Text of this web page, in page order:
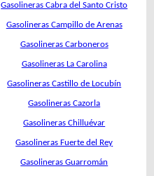
Gasolineras Cabra del Santo Cristo
Gasolineras Campillo de Arenas
Gasolineras Carboneros
Gasolineras La Carolina
Gasolineras Castillo de Locubín
Gasolineras Cazorla
Gasolineras Chilluévar
Gasolineras Fuerte del Rey
Gasolineras Guarromán